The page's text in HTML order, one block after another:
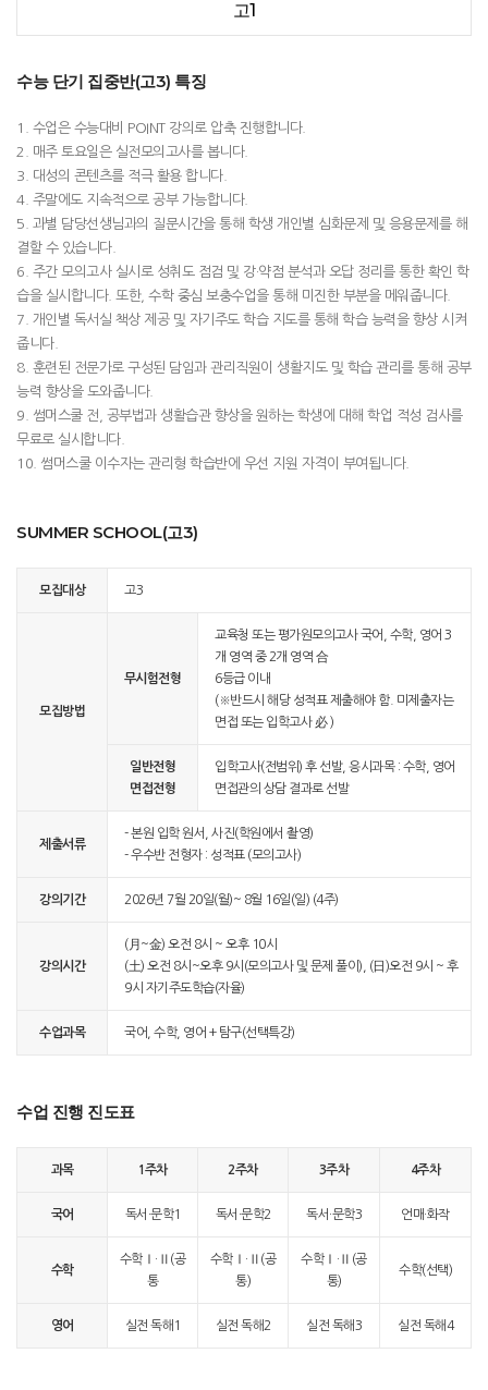
고1
수능 단기 집중반(고3) 특징
1. 수업은 수능대비 POINT 강의로 압축 진행합니다.
2. 매주 토요일은 실전모의고사를 봅니다.
3. 대성의 콘텐츠를 적극 활용 합니다.
4. 주말에도 지속적으로 공부 가능합니다.
5. 과별 담당선생님과의 질문시간을 통해 학생 개인별 심화문제 및 응용문제를 해
결할 수 있습니다.
6. 주간 모의고사 실시로 성취도 점검 및 강·약점 분석과 오답 정리를 통한 확인 학
습을 실시합니다. 또한, 수학 중심 보충수업을 통해 미진한 부분을 메워줍니다.
7. 개인별 독서실 책상 제공 및 자기주도 학습 지도를 통해 학습 능력을 향상 시켜
줍니다.
8. 훈련된 전문가로 구성된 담임과 관리직원이 생활지도 및 학습 관리를 통해 공부
능력 향상을 도와줍니다.
9. 썸머스쿨 전, 공부법과 생활습관 향상을 원하는 학생에 대해 학업 적성 검사를
무료로 실시합니다.
10. 썸머스쿨 이수자는 관리형 학습반에 우선 지원 자격이 부여됩니다.
SUMMER SCHOOL(고3)
모집대상 고3
모집방법
무시험전형
교육청 또는 평가원모의고사 국어, 수학, 영어 3
개 영역 중 2개 영역 合
6등급 이내
(※반드시 해당 성적표 제출해야 함. 미제출자는
면접 또는 입학고사 必 )
일반전형
면접전형
입학고사(전범위) 후 선발, 응시과목 : 수학, 영어
면접관의 상담 결과로 선발
제출서류
- 본원 입학 원서, 사진(학원에서 촬영)
- 우수반 전형자 : 성적표 (모의고사)
강의기간 2026년 7월 20일(월)~ 8월 16일(일) (4주)
강의시간
(月~金) 오전 8시 ~ 오후 10시
(土) 오전 8시~오후 9시(모의고사 및 문제 풀이), (日)오전 9시 ~ 후
9시 자기주도학습(자율)
수업과목 국어, 수학, 영어 + 탐구(선택특강)
수업 진행 진도표
과목 1주차 2주차 3주차 4주차
국어 독서·문학1 독서·문학2 독서·문학3 언매·화작
수학
수학Ⅰ·Ⅱ(공
통
수학Ⅰ·Ⅱ(공
통)
수학Ⅰ·Ⅱ(공
통)
수학(선택)
영어 실전 독해1 실전 독해2 실전 독해3 실전 독해4